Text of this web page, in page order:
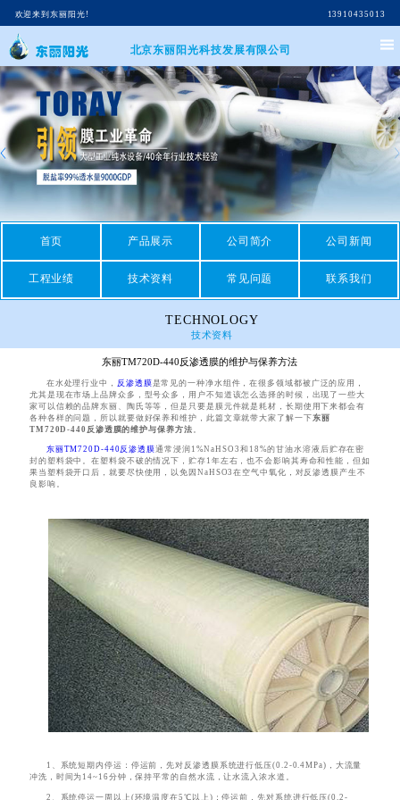
欢迎来到东丽阳光! 13910435013
北京东丽阳光科技发展有限公司
首页 产品展示 公司简介 公司新闻
工程业绩 技术资料 常见问题 联系我们
TECHNOLOGY
技术资料
东丽TM720D-440反渗透膜的维护与保养方法
在水处理行业中， 反渗透膜是常见的一种净水组件，在很多领域都被广泛的应用，
尤其是现在市场上品牌众多，型号众多，用户不知道该怎么选择的时候，出现了一些大
家可以信赖的品牌东丽、陶氏等等，但是只要是膜元件就是耗材，长期使用下来都会有
各种各样的问题，所以就要做好保养和维护，此篇文章就带大家了解一下东丽
TM720D-440反渗透膜的维护与保养方法
东丽TM720D-440反渗透膜通常浸润1%NaHSO3和18%的甘油水溶液后贮存在密
封的塑料袋中。在塑料袋不破的情况下，贮存1年左右，也不会影响其寿命和性能，但如
果当塑料袋开口后，就要尽快使用，以免因NaHSO3在空气中氧化，对反渗透膜产生不
良影响。
1、系统短期内停运：停运前，先对反渗透膜系统进行低压(0.2-0.4MPa)，大流量
冲洗，时间为14~16分钟，保持平常的自然水流，让水流入浓水道。
2、系统停运一周以上(环境温度在5℃以上)：停运前，先对系统进行低压(0.2-